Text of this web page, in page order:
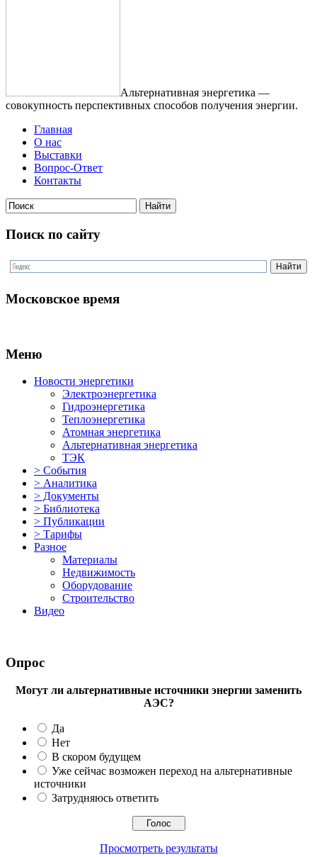
Альтернативная энергетика —
совокупность перспективных способов получения энергии.
Главная
О нас
Выставки
Вопрос-Ответ
Контакты
Поиск по сайту
Московское время
Меню
Новости энергетики
Электроэнергетика
Гидроэнергетика
Теплоэнергетика
Атомная энергетика
Альтернативная энергетика
ТЭК
> События
> Аналитика
> Документы
> Библиотека
> Публикации
> Тарифы
Разное
Материалы
Недвижимость
Оборудование
Строительство
Видео
Опрос
Могут ли альтернативные источники энергии заменить
АЭС?
Да
Нет
В скором будущем
Уже сейчас возможен переход на альтернативные
источники
Затрудняюсь ответить
Просмотреть результаты